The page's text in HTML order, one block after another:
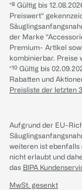
*⁸ Gültig bis
Preiswert“
der Marke
Premium- Artikel
kombinierbar. Preise
*¹⁰ Gültig bis
Rabatten und
Preisliste der letzten
Aufgrund der EU-
weiteren ist ebenfalls
nicht erlaubt und
das BIPA
MwSt. gesenkt